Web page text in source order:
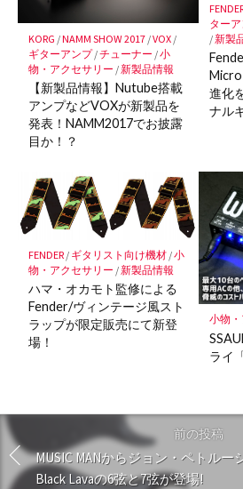
KORG /NAMM SHOW 2017/VOX/
ギターアンプ/チューナー /小
物・アクセサリー /新製品情報
【新製品情報】Nutube搭載
アンプなどVOXが新製品を
発表！NAMM2017でお披露
目か！？
ター
/新製
Micro
進化
ナル
FENDER/ ギタリスト向け機材/小
物・アクセサリー /新製品情報
ハマ・オカモト監修による
Fender/ヴィンテージ風スト
ラップが限定販売にて新登
場！
小物
ライ
前の投稿
MUSIC MANからジョン・ペトルー
Black Lavaの6弦と7弦が登場!